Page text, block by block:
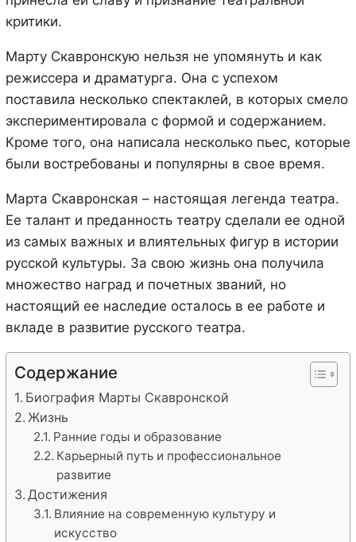
критики.
Марту Скавронскую нельзя не упомянуть и как
режиссера и драматурга. Она с успехом
поставила несколько спектаклей, в которых смело
экспериментировала с формой и содержанием.
Кроме того, она написала несколько пьес, которые
были востребованы и популярны в свое время.
Марта Скавронская – настоящая легенда театра.
Ее талант и преданность театру сделали ее одной
из самых важных и влиятельных фигур в истории
русской культуры. За свою жизнь она получила
множество наград и почетных званий, но
настоящий ее наследие осталось в ее работе и
вкладе в развитие русского театра.
Содержание
Биография Марты Скавронской
Жизнь
Ранние годы и образование
Карьерный путь и профессиональное
развитие
Достижения
Влияние на современную культуру и
искусство